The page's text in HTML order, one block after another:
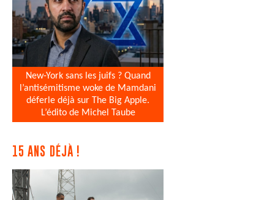
New-York sans les juifs ? Quand
l’antisémitisme woke de Mamdani
déferle déjà sur The Big Apple.
L’édito de Michel Taube
15 ANS DÉJÀ !